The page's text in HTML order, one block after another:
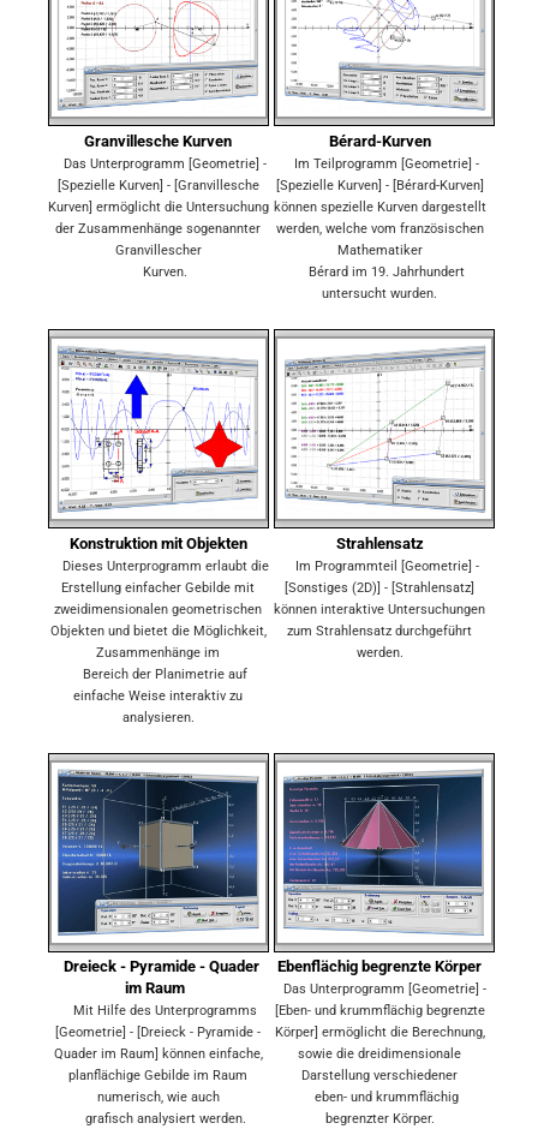
Granvillesche Kurven
Das Unterprogramm [Geometrie] -
[Spezielle Kurven] - [Granvillesche
Kurven] ermöglicht die Untersuchung
der Zusammenhänge sogenannter
Granvillescher
Kurven.
Bérard-Kurven
Im Teilprogramm [Geometrie] -
[Spezielle Kurven] - [Bérard-Kurven]
können spezielle Kurven dargestellt
werden, welche vom französischen
Mathematiker
Bérard im 19. Jahrhundert
untersucht wurden.
Konstruktion mit Objekten
Dieses Unterprogramm erlaubt die
Erstellung einfacher Gebilde mit
zweidimensionalen geometrischen
Objekten und bietet die Möglichkeit,
Zusammenhänge im
Bereich der Planimetrie auf
einfache Weise interaktiv zu
analysieren.
Strahlensatz
Im Programmteil [Geometrie] -
[Sonstiges (2D)] - [Strahlensatz]
können interaktive Untersuchungen
zum Strahlensatz durchgeführt
werden.
Dreieck - Pyramide - Quader
im Raum
Mit Hilfe des Unterprogramms
[Geometrie] - [Dreieck - Pyramide -
Quader im Raum] können einfache,
planflächige Gebilde im Raum
numerisch, wie auch
grafisch analysiert werden.
Ebenflächig begrenzte Körper
Das Unterprogramm [Geometrie] -
[Eben- und krummflächig begrenzte
Körper] ermöglicht die Berechnung,
sowie die dreidimensionale
Darstellung verschiedener
eben- und krummflächig
begrenzter Körper.